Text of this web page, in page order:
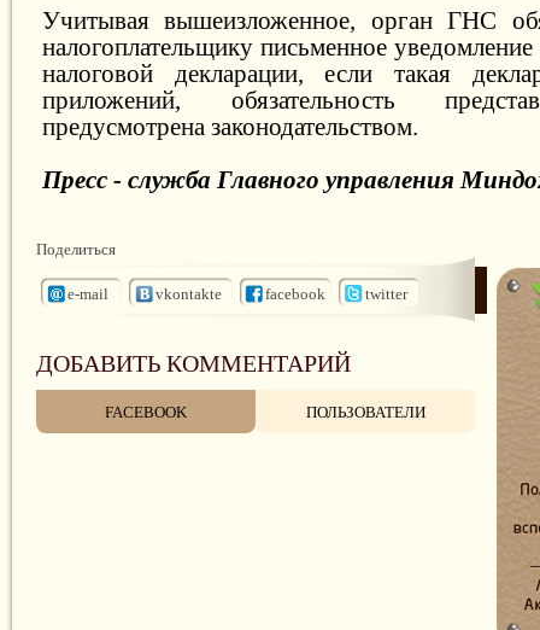
Учитывая вышеизложенное, орган ГНС
налогоплательщику письменное
налоговой декларации, если такая
приложений, обязательность
предусмотрена законодательством.
Пресс - служба Главного управления
Поделиться
e-mail vkontakte facebook twitter
ДОБАВИТЬ КОММЕНТАРИЙ
FACEBOOK ПОЛЬЗОВАТЕЛИ